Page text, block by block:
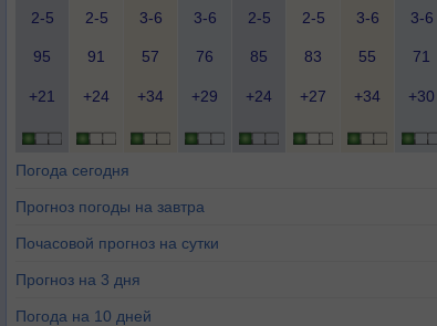
2-5
2-5
3-6
3-6
2-5
2-5
3-6
3-6
95 91 57 76 85 83 55 71
+21 +24 +34 +29 +24 +27 +34 +30
Погода сегодня
Прогноз погоды на завтра
Почасовой прогноз на сутки
Прогноз на 3 дня
Погода на 10 дней